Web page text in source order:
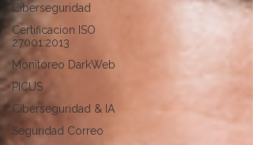
Ciberseguridad
Certificacion ISO
27001:2013
Monitoreo DarkWeb
PICUS
Ciberseguridad & IA
Seguridad Correo